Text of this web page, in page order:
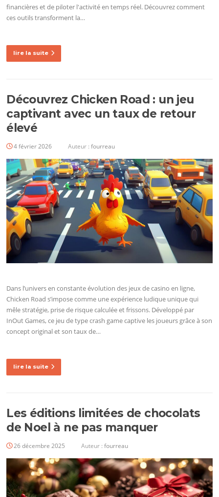
financières et de piloter l'activité en temps réel. Découvrez comment
ces outils transforment la…
lire la suite
Découvrez Chicken Road : un jeu
captivant avec un taux de retour
élevé
4 février 2026 Auteur :fourreau
Dans l’univers en constante évolution des jeux de casino en ligne,
Chicken Road s’impose comme une expérience ludique unique qui
mêle stratégie, prise de risque calculée et frissons. Développé par
InOut Games, ce jeu de type crash game captive les joueurs grâce à son
concept original et son taux de…
lire la suite
Les éditions limitées de chocolats
de Noel à ne pas manquer
26 décembre 2025 Auteur :fourreau